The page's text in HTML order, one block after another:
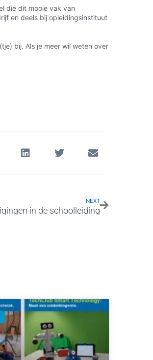
die dit mooie vak van
en deels bij opleidingsinstituut
bij. Als je meer wil weten over
NEXT
in de schoolleiding